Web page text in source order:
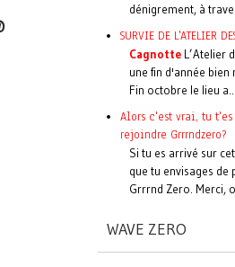
dénigrement, à
SURVIE DE L'ATELIER
Cagnotte L’Atelier
une fin d'année bien
Fin octobre le lieu a...
Alors c'est vrai, tu
rejoindre Grrrndzero?
Si tu es arrivé sur
que tu envisages de
Grrrnd Zero. Merci,
WAVE ZERO